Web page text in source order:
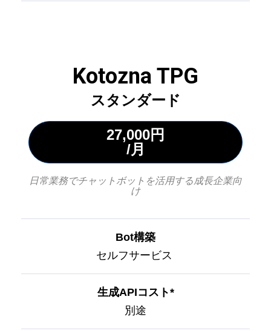
Kotozna TPG
スタンダード
27,000円
/月
日常業務でチャットボットを活用する成長企業向
け
Bot構築
セルフサービス
生成APIコスト*
別途